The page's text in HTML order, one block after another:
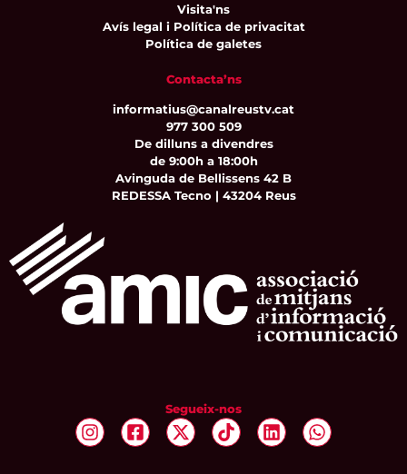
Visita'ns
Avís legal i Política de privacitat
Política de galetes
Contacta’ns
informatius@canalreustv.cat
977 300 509
De dilluns a divendres
de 9:00h a 18:00h
Avinguda de Bellissens 42 B
REDESSA Tecno | 43204 Reus
Segueix-nos